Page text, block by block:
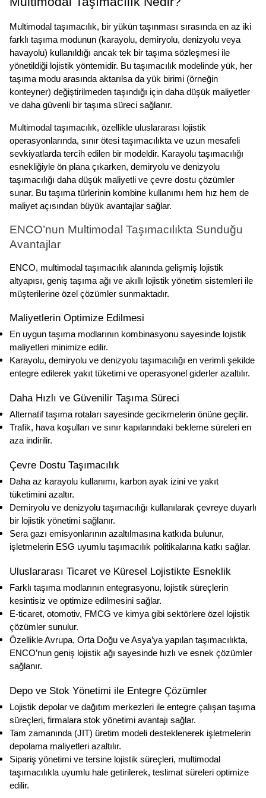
Multimodal taşımacılık, bir yükün taşınması sırasında en az iki
farklı taşıma modunun (karayolu, demiryolu, denizyolu veya
havayolu) kullanıldığı ancak tek bir taşıma sözleşmesi ile
yönetildiği lojistik yöntemidir. Bu taşımacılık modelinde yük, her
taşıma modu arasında aktarılsa da yük birimi (örneğin
konteyner) değiştirilmeden taşındığı için daha düşük maliyetler
ve daha güvenli bir taşıma süreci sağlanır.
Multimodal taşımacılık, özellikle uluslararası lojistik
operasyonlarında, sınır ötesi taşımacılıkta ve uzun mesafeli
sevkiyatlarda tercih edilen bir modeldir. Karayolu taşımacılığı
esnekliğiyle ön plana çıkarken, demiryolu ve denizyolu
taşımacılığı daha düşük maliyetli ve çevre dostu çözümler
sunar. Bu taşıma türlerinin kombine kullanımı hem hız hem de
maliyet açısından büyük avantajlar sağlar.
ENCO’nun Multimodal Taşımacılıkta Sunduğu
Avantajlar
ENCO, multimodal taşımacılık alanında gelişmiş lojistik
altyapısı, geniş taşıma ağı ve akıllı lojistik yönetim sistemleri ile
müşterilerine özel çözümler sunmaktadır.
Maliyetlerin Optimize Edilmesi
En uygun taşıma modlarının kombinasyonu sayesinde lojistik
maliyetleri minimize edilir.
Karayolu, demiryolu ve denizyolu taşımacılığı en verimli şekilde
entegre edilerek yakıt tüketimi ve operasyonel giderler azaltılır.
Daha Hızlı ve Güvenilir Taşıma Süreci
Alternatif taşıma rotaları sayesinde gecikmelerin önüne geçilir.
Trafik, hava koşulları ve sınır kapılarındaki bekleme süreleri en
aza indirilir.
Çevre Dostu Taşımacılık
Daha az karayolu kullanımı, karbon ayak izini ve yakıt
tüketimini azaltır.
Demiryolu ve denizyolu taşımacılığı kullanılarak çevreye duyarlı
bir lojistik yönetimi sağlanır.
Sera gazı emisyonlarının azaltılmasına katkıda bulunur,
işletmelerin ESG uyumlu taşımacılık politikalarına katkı sağlar.
Uluslararası Ticaret ve Küresel Lojistikte Esneklik
Farklı taşıma modlarının entegrasyonu, lojistik süreçlerin
kesintisiz ve optimize edilmesini sağlar.
E-ticaret, otomotiv, FMCG ve kimya gibi sektörlere özel lojistik
çözümler sunulur.
Özellikle Avrupa, Orta Doğu ve Asya’ya yapılan taşımacılıkta,
ENCO’nun geniş lojistik ağı sayesinde hızlı ve esnek çözümler
sağlanır.
Depo ve Stok Yönetimi ile Entegre Çözümler
Lojistik depolar ve dağıtım merkezleri ile entegre çalışan taşıma
süreçleri, firmalara stok yönetimi avantajı sağlar.
Tam zamanında (JIT) üretim modeli desteklenerek işletmelerin
depolama maliyetleri azaltılır.
Sipariş yönetimi ve tersine lojistik süreçleri, multimodal
taşımacılıkla uyumlu hale getirilerek, teslimat süreleri optimize
edilir.